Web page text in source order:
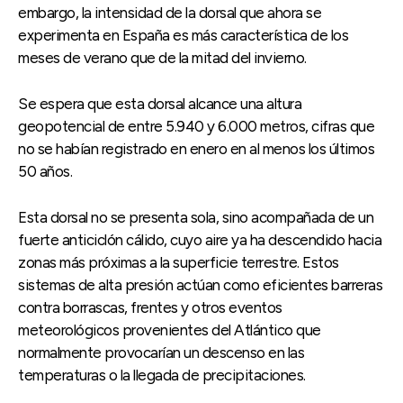
embargo, la intensidad de la dorsal que ahora se
experimenta en España es más característica de los
meses de verano que de la mitad del invierno.
Se espera que esta dorsal alcance una altura
geopotencial de entre 5.940 y 6.000 metros, cifras que
no se habían registrado en enero en al menos los últimos
50 años.
Esta dorsal no se presenta sola, sino acompañada de un
fuerte anticiclón cálido, cuyo aire ya ha descendido hacia
zonas más próximas a la superficie terrestre. Estos
sistemas de alta presión actúan como eficientes barreras
contra borrascas, frentes y otros eventos
meteorológicos provenientes del Atlántico que
normalmente provocarían un descenso en las
temperaturas o la llegada de precipitaciones.